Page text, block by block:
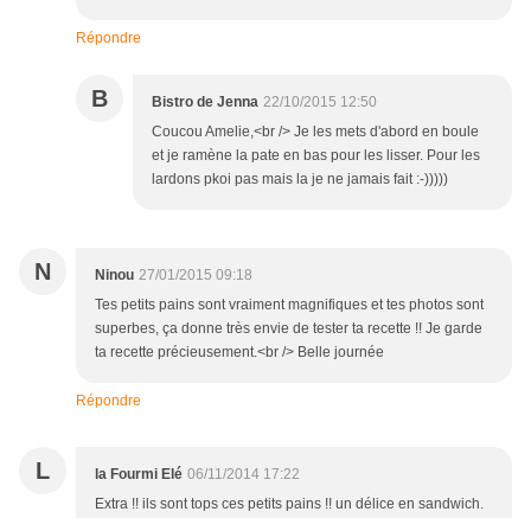
Répondre
B Bistro de Jenna 22/10/2015 12:50
Coucou Amelie,<br /> Je les mets d'abord en boule
et je ramène la pate en bas pour les lisser. Pour les
lardons pkoi pas mais la je ne jamais fait :-)))))
N Ninou 27/01/2015 09:18
Tes petits pains sont vraiment magnifiques et tes photos sont
superbes, ça donne très envie de tester ta recette !! Je garde
ta recette précieusement.<br /> Belle journée
Répondre
L la Fourmi Elé 06/11/2014 17:22
Extra !! ils sont tops ces petits pains !! un délice en sandwich.